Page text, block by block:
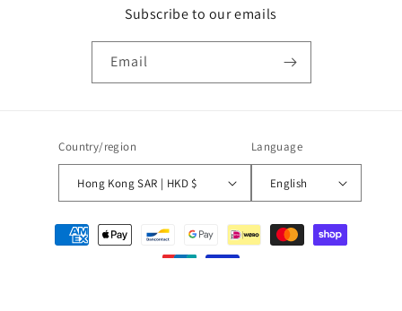
Subscribe to our emails
Email
Country/region
Hong Kong SAR | HKD $
Language
English
Payment
methods